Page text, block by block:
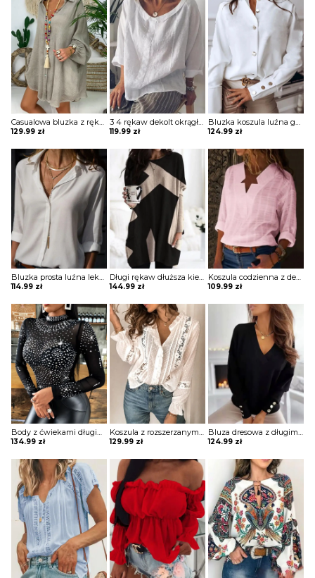
Casualowa bluzka z rękawami latarnią i guzikami Lies
129.99 zł
3 4 rękaw dekolt okrągły luźna jednolita bez wzoru boho casual na co dzień koszulka top bluzka Molli
119.99 zł
Bluzka koszula luźna guziki lekki V dekolt długie proste rękawy mankiet Zoulfia
124.99 zł
Bluzka prosta luźna lekki v dekolt z guzikami kołnierzem długie proste rękawy Melusine
114.99 zł
Długi rękaw dłuższa kieszenie geometryczny wzór do pracy na co dzień wygodna sweter bluza Daisie
144.99 zł
Koszula codzienna z dekoltem w kształcie gwiazdy bluzka Oscarina
109.99 zł
Body z ćwiekami długim rękawem Kaludka
134.99 zł
Koszula z rozszerzanymi rękawami i kwiatową koronką w szwajcarskie kropki bluzka Yongsoon
129.99 zł
Bluza dresowa z długimi rękawami gładkim dekoltem w szpic i guzikami Phillippa
124.99 zł